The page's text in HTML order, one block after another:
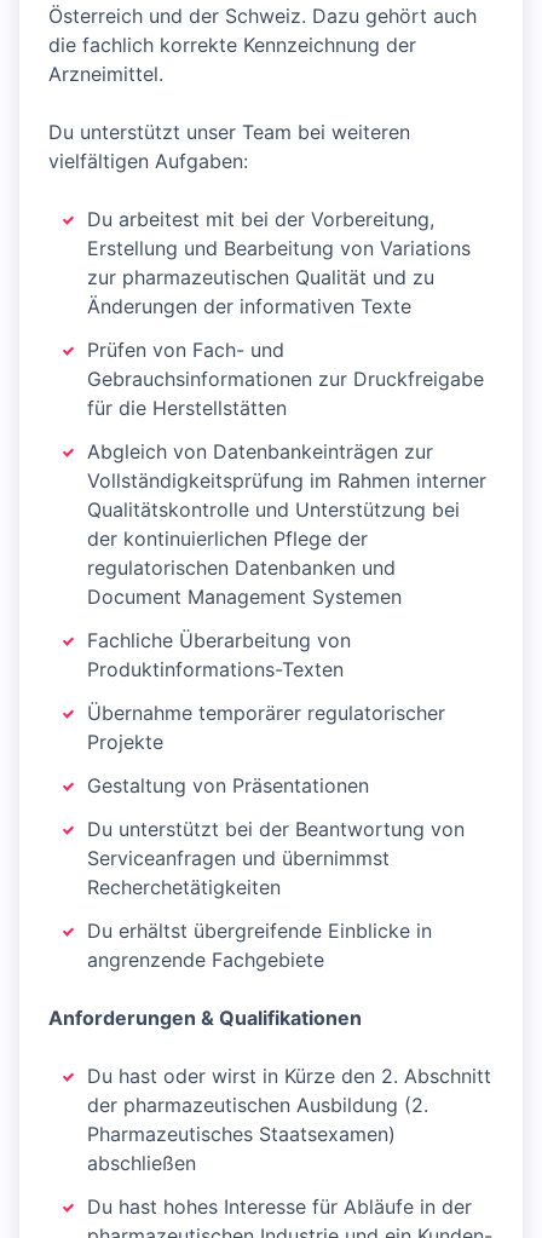
Österreich und der Schweiz. Dazu gehört auch
die fachlich korrekte Kennzeichnung der
Arzneimittel.
Du unterstützt unser Team bei weiteren
vielfältigen Aufgaben:
Du arbeitest mit bei der Vorbereitung,
Erstellung und Bearbeitung von Variations
zur pharmazeutischen Qualität und zu
Änderungen der informativen Texte
Prüfen von Fach- und
Gebrauchsinformationen zur Druckfreigabe
für die Herstellstätten
Abgleich von Datenbankeinträgen zur
Vollständigkeitsprüfung im Rahmen interner
Qualitätskontrolle und Unterstützung bei
der kontinuierlichen Pflege der
regulatorischen Datenbanken und
Document Management Systemen
Fachliche Überarbeitung von
Produktinformations-Texten
Übernahme temporärer regulatorischer
Projekte
Gestaltung von Präsentationen
Du unterstützt bei der Beantwortung von
Serviceanfragen und übernimmst
Recherchetätigkeiten
Du erhältst übergreifende Einblicke in
angrenzende Fachgebiete
Anforderungen & Qualifikationen
Du hast oder wirst in Kürze den 2. Abschnitt
der pharmazeutischen Ausbildung (2.
Pharmazeutisches Staatsexamen)
abschließen
Du hast hohes Interesse für Abläufe in der